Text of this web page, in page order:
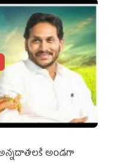
అన్నదాతలకి అండగా